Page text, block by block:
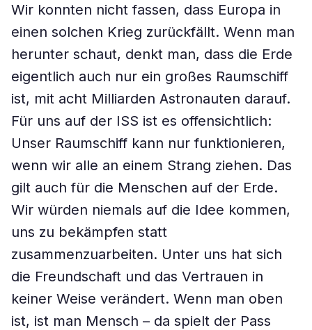
Wir konnten nicht fassen, dass Europa in
einen solchen Krieg zurückfällt. Wenn man
herunter schaut, denkt man, dass die Erde
eigentlich auch nur ein großes Raumschiff
ist, mit acht Milliarden Astronauten darauf.
Für uns auf der ISS ist es offensichtlich:
Unser Raumschiff kann nur funktionieren,
wenn wir alle an einem Strang ziehen. Das
gilt auch für die Menschen auf der Erde.
Wir würden niemals auf die Idee kommen,
uns zu bekämpfen statt
zusammenzuarbeiten. Unter uns hat sich
die Freundschaft und das Vertrauen in
keiner Weise verändert. Wenn man oben
ist, ist man Mensch – da spielt der Pass